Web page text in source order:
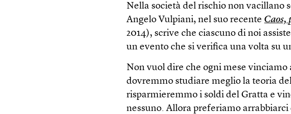
Nella società del rischio non vacillano
Angelo Vulpiani, nel suo recente Caos,
2014), scrive che ciascuno di noi
un evento che si verifica una volta su
Non vuol dire che ogni mese
dovremmo studiare meglio la teoria
risparmieremmo i soldi del Gratta e
nessuno. Allora preferiamo